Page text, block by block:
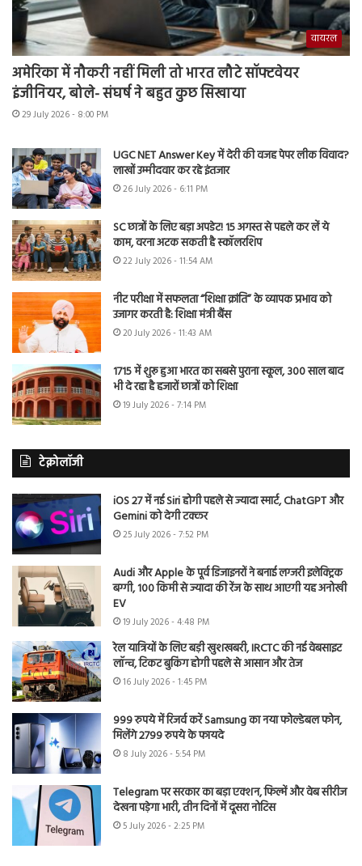
वायरल
अमेरिका में नौकरी नहीं मिली तो भारत लौटे सॉफ्टवेयर
इंजीनियर, बोले- संघर्ष ने बहुत कुछ सिखाया
29 July 2026 - 8:00 PM
UGC NET Answer Key में देरी की वजह पेपर लीक विवाद?
लाखों उम्मीदवार कर रहे इंतजार
26 July 2026 - 6:11 PM
SC छात्रों के लिए बड़ा अपडेट! 15 अगस्त से पहले कर लें ये
काम, वरना अटक सकती है स्कॉलरशिप
22 July 2026 - 11:54 AM
नीट परीक्षा में सफलता “शिक्षा क्रांति” के व्यापक प्रभाव को
उजागर करती है: शिक्षा मंत्री बैंस
20 July 2026 - 11:43 AM
1715 में शुरू हुआ भारत का सबसे पुराना स्कूल, 300 साल बाद
भी दे रहा है हजारों छात्रों को शिक्षा
19 July 2026 - 7:14 PM
टेक्नोलॉजी
iOS 27 में नई Siri होगी पहले से ज्यादा स्मार्ट, ChatGPT और
Gemini को देगी टक्कर
25 July 2026 - 7:52 PM
Audi और Apple के पूर्व डिजाइनरों ने बनाई लग्जरी इलेक्ट्रिक
बग्गी, 100 किमी से ज्यादा की रेंज के साथ आएगी यह अनोखी
EV
19 July 2026 - 4:48 PM
रेल यात्रियों के लिए बड़ी खुशखबरी, IRCTC की नई वेबसाइट
लॉन्च, टिकट बुकिंग होगी पहले से आसान और तेज
16 July 2026 - 1:45 PM
999 रुपये में रिजर्व करें Samsung का नया फोल्डेबल फोन,
मिलेंगे 2799 रुपये के फायदे
8 July 2026 - 5:54 PM
Telegram पर सरकार का बड़ा एक्शन, फिल्में और वेब सीरीज
देखना पड़ेगा भारी, तीन दिनों में दूसरा नोटिस
5 July 2026 - 2:25 PM